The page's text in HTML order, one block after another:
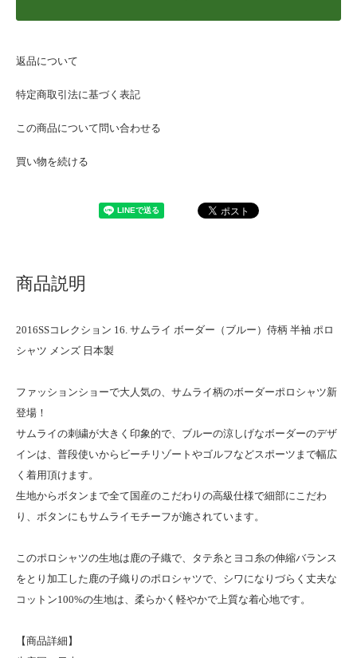
返品について
特定商取引法に基づく表記
この商品について問い合わせる
買い物を続ける
商品説明
2016SSコレクション 16. サムライ ボーダー（ブルー）侍柄 半袖 ポロ
シャツ メンズ 日本製
ファッションショーで大人気の、サムライ柄のボーダーポロシャツ新
登場！
サムライの刺繍が大きく印象的で、ブルーの涼しげなボーダーのデザ
インは、普段使いからビーチリゾートやゴルフなどスポーツまで幅広
く着用頂けます。
生地からボタンまで全て国産のこだわりの高級仕様で細部にこだわ
り、ボタンにもサムライモチーフが施されています。
このポロシャツの生地は鹿の子織で、タテ糸とヨコ糸の伸縮バランス
をとり加工した鹿の子織りのポロシャツで、シワになりづらく丈夫な
コットン100%の生地は、柔らかく軽やかで上質な着心地です。
【商品詳細】